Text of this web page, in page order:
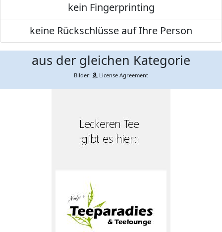
kein Fingerprinting
keine Rückschlüsse auf Ihre Person
aus der gleichen Kategorie
Bilder: License Agreement